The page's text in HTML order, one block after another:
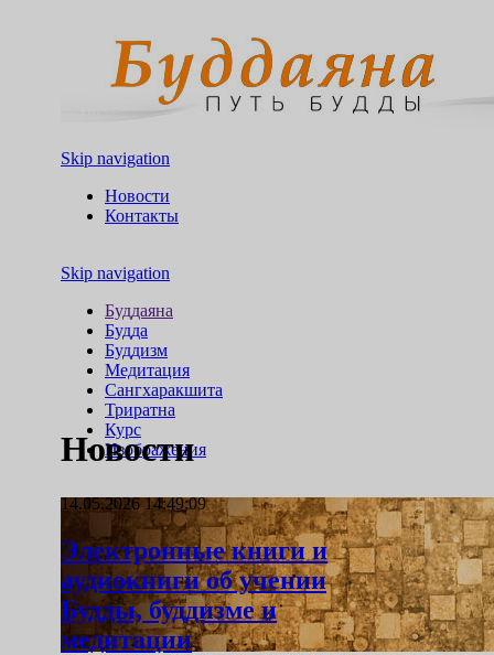
Skip navigation
Новости
Контакты
Skip navigation
Буддаяна
Будда
Буддизм
Медитация
Сангхаракшита
Триратна
Курс
Изображения
Новости
14.05.2026 14:49:09
Электронные книги и
аудиокниги об учении
Будды, буддизме и
медитации